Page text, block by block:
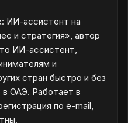
ИИ-ассистент на
и стратегия», автор
ИИ-ассистент,
и
стран быстро и без
ОАЭ. Работает в
по e-mail,